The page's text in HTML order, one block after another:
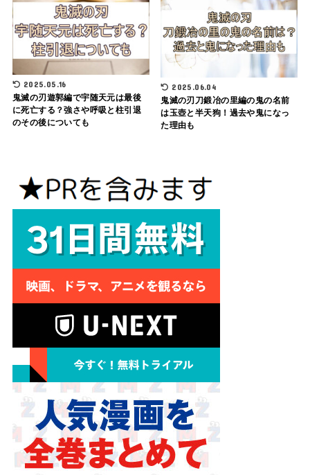
2025.05.16
鬼滅の刃遊郭編で宇随天元は最後
に死亡する？強さや呼吸と柱引退
のその後についても
2025.06.04
鬼滅の刃刀鍛冶の里編の鬼の名前
は玉壺と半天狗！過去や鬼になっ
た理由も